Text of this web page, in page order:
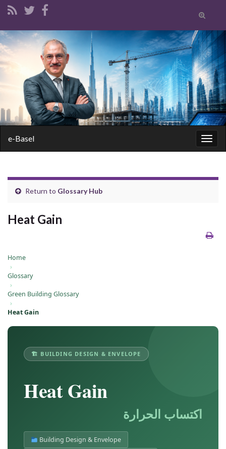
Toggle
form
Search for:
e-Basel
Return to Glossary Hub
Heat Gain
Home
›
Glossary
›
Green Building Glossary
›
Heat Gain
🏗 BUILDING DESIGN & ENVELOPE
Heat Gain
اكتساب الحرارة
Building Design & Envelope